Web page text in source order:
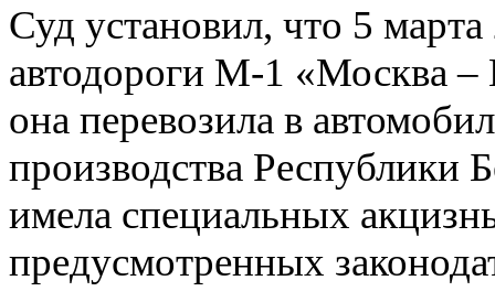
Суд установил, что 5
автодороги М-1 «Москва
она перевозила в
производства Республики
имела специальных
предусмотренных